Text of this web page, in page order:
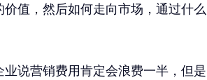
值，然后如何走向市场，通过什么
说营销费用肯定会浪费一半，但是